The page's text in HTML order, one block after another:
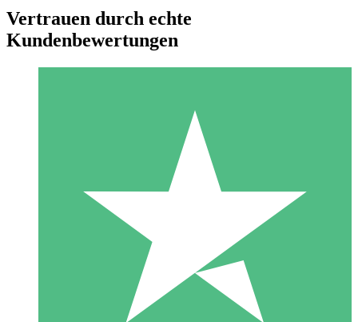
Individuelle Credit-Pakete
Zahlen Sie nach Bedarf mit Download-Credits. Keine
monatliche Verpflichtung erforderlich.
10 00
Vertrauen durch echte
Kundenbewertungen